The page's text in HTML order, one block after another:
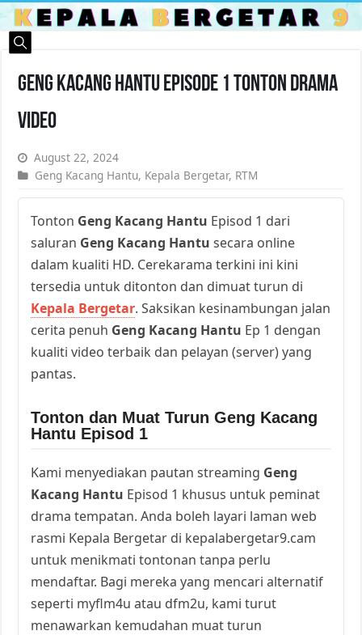
Geng Kacang Hantu Episode 1 Tonton Drama
Video
August 22, 2024
Geng Kacang Hantu, Kepala Bergetar, RTM
Tonton Geng Kacang Hantu Episod 1 dari
saluran Geng Kacang Hantu secara online
dalam kualiti HD. Cerekarama terkini ini kini
tersedia untuk ditonton dan dimuat turun di
Kepala Bergetar. Saksikan kesinambungan jalan
cerita penuh Geng Kacang Hantu Ep 1 dengan
kualiti video terbaik dan pelayan (server) yang
pantas.
Tonton dan Muat Turun Geng Kacang
Hantu Episod 1
Kami menyediakan pautan streaming Geng
Kacang Hantu Episod 1 khusus untuk peminat
drama tempatan. Anda boleh layari laman web
rasmi Kepala Bergetar di kepalabergetar9.cam
untuk menikmati tontonan tanpa perlu
mendaftar. Bagi mereka yang mencari alternatif
seperti myflm4u atau dfm2u, kami turut
menawarkan kemudahan muat turun